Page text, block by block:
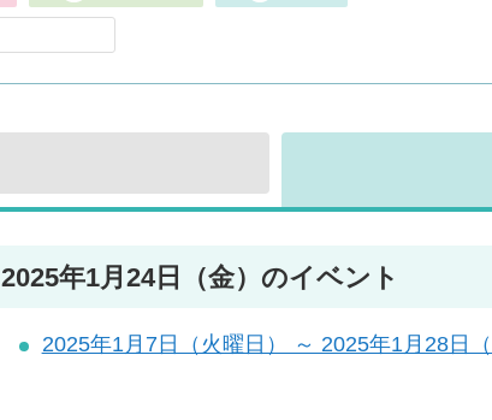
2025年1月24日（金）のイベント
2025年1月7日（火曜日） ～ 2025年1月28日